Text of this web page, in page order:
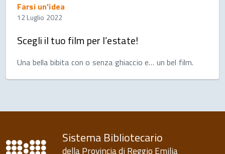
Farsi un'idea
12 Luglio 2022
Scegli il tuo film per l’estate!
Una bella bibita con o senza ghiaccio e… un bel film.
Sistema Bibliotecario
della Provincia di Reggio Emilia